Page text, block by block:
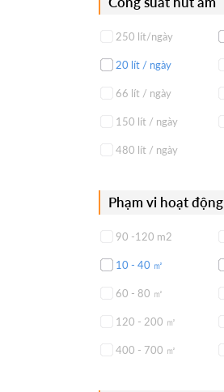
250 lít/ngày
20 lít / ngày
66 lít / ngày
150 lít / ngày
480 lít / ngày
Phạm vi hoạt động
90 -120 m2
10 - 40 ㎡
60 - 80 ㎡
120 - 200 ㎡
400 - 700 ㎡